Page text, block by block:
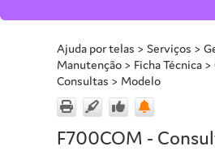
Ajuda por telas > Serviços >
Manutenção > Ficha Técnica >
Consultas > Modelo
F700COM -